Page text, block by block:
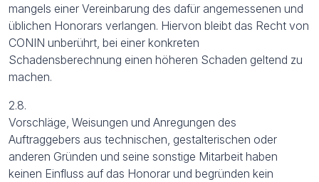
mangels einer Vereinbarung des dafür angemessenen und
üblichen Honorars verlangen. Hiervon bleibt das Recht von
CONIN unberührt, bei einer konkreten
Schadensberechnung einen höheren Schaden geltend zu
machen.
2.8.
Vorschläge, Weisungen und Anregungen des
Auftraggebers aus technischen, gestalterischen oder
anderen Gründen und seine sonstige Mitarbeit haben
keinen Einfluss auf das Honorar und begründen kein